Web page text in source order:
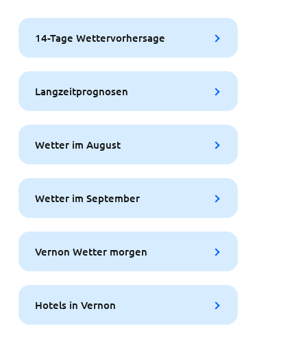
14-Tage Wettervorhersage
Langzeitprognosen
Wetter im August
Wetter im September
Vernon Wetter morgen
Hotels in Vernon